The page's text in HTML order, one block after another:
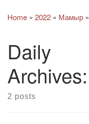
Home » 2022 » Мамыр »
Daily
Archives:
2 posts